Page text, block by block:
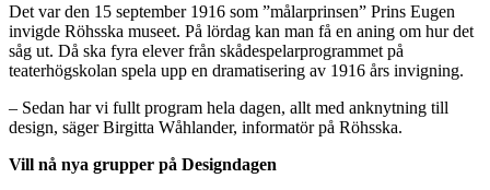
Det var den 15 september 1916 som ”målarprinsen” Prins Eugen
invigde Röhsska museet. På lördag kan man få en aning om hur det
såg ut. Då ska fyra elever från skådespelarprogrammet på
teaterhögskolan spela upp en dramatisering av 1916 års invigning.
– Sedan har vi fullt program hela dagen, allt med anknytning till
design, säger Birgitta Wåhlander, informatör på Röhsska.
Vill nå nya grupper på Designdagen